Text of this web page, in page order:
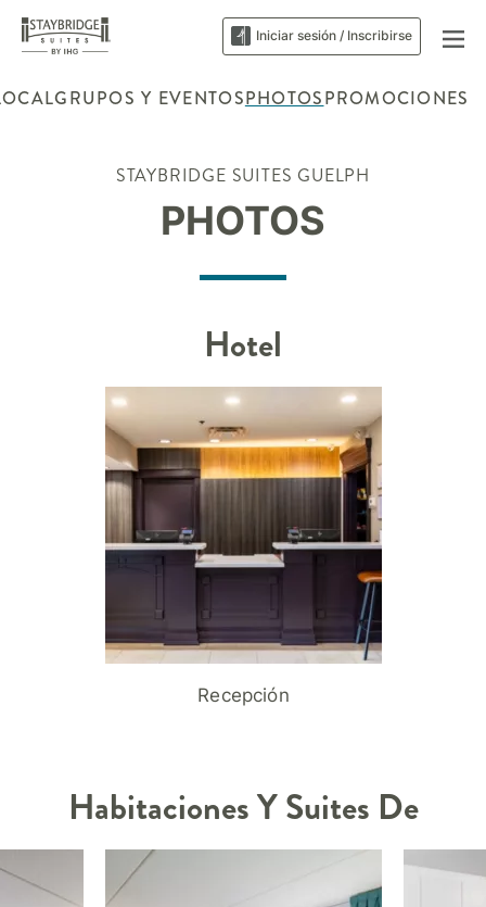
Iniciar sesión / Inscribirse
GRUPOS Y EVENTOSPHOTOSPROMOCIONES
STAYBRIDGE SUITES GUELPH
PHOTOS
Hotel
Recepción
Habitaciones Y Suites De